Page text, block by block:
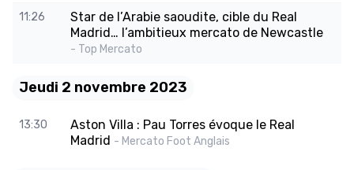
11:26
Star de l’Arabie saoudite, cible du Real
Madrid… l’ambitieux mercato de Newcastle
- Top Mercato
Jeudi 2 novembre 2023
13:30
Aston Villa : Pau Torres évoque le Real
Madrid - Mercato Foot Anglais